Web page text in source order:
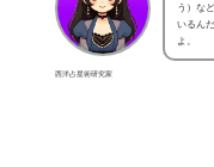
西洋占星術研究家
う）な
いるん
よ。